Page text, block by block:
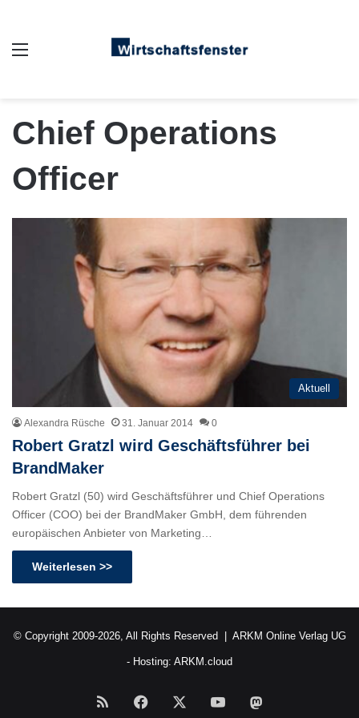
Chief Operations
Officer
Aktuell
Alexandra Rüsche 31. Januar 2014 0
Robert Gratzl wird Geschäftsführer bei
BrandMaker
Robert Gratzl (50) wird Geschäftsführer und Chief Operations
Officer (COO) bei der BrandMaker GmbH, dem führenden
europäischen Anbieter von Marketing…
Weiterlesen >>
© Copyright 2009-2026, All Rights Reserved | ARKM Online Verlag UG
- Hosting: ARKM.cloud
RSS Facebook YouTube